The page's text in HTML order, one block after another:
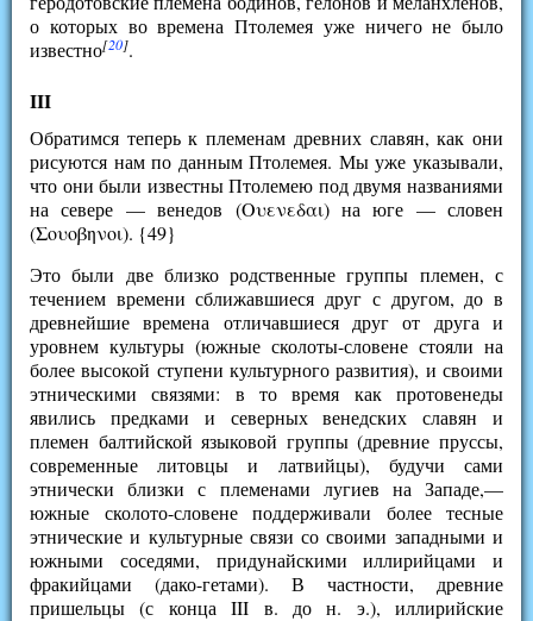
о которых во времена Птолемея уже ничего не было
известно[20].
III
Обратимся теперь к племенам древних славян, как они
рисуются нам по данным Птолемея. Мы уже указывали,
что они были известны Птолемею под двумя названиями
на севере — венедов (Ουενεδαι) на юге — словен
(Σουοβηνοι). {49}
Это были две близко родственные группы племен, с
течением времени сближавшиеся друг с другом, до в
древнейшие времена отличавшиеся друг от друга и
уровнем культуры (южные сколоты-словене стояли на
более высокой ступени культурного развития), и своими
этническими связями: в то время как протовенеды
явились предками и северных венедских славян и
племен балтийской языковой группы (древние пруссы,
современные литовцы и латвийцы), будучи сами
этнически близки с племенами лугиев на Западе,—
южные сколото-словене поддерживали более тесные
этнические и культурные связи со своими западными и
южными соседями, придунайскими иллирийцами и
фракийцами (дако-гетами). В частности, древние
пришельцы (с конца III в. до н. э.), иллирийские